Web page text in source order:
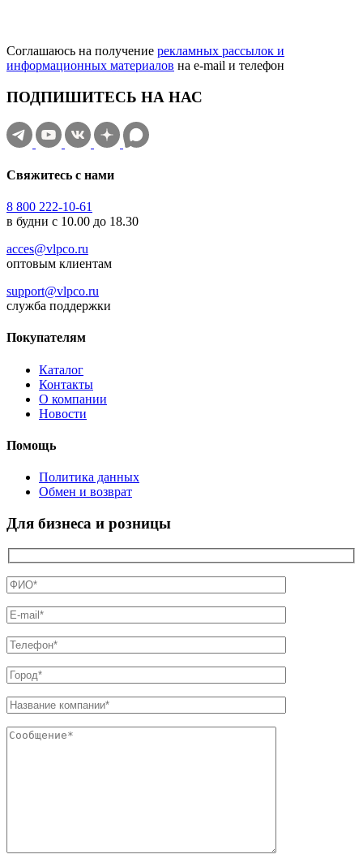
Соглашаюсь на получение рекламных рассылок и
информационных материалов на e‑mail и телефон
ПОДПИШИТЕСЬ НА НАС
Свяжитесь с нами
8 800 222-10-61
в будни с 10.00 до 18.30
acces@vlpco.ru
оптовым клиентам
support@vlpco.ru
служба поддержки
Покупателям
Каталог
Контакты
О компании
Новости
Помощь
Политика данных
Обмен и возврат
Для бизнеса и розницы